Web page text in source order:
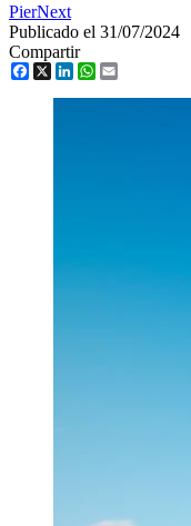
PierNext
Publicado el 31/07/2024
Compartir
Facebook
X LinkedInWhatsApp